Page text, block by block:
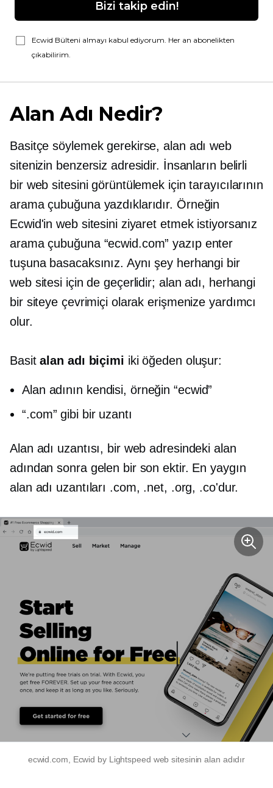
Bizi takip edin!
Ecwid Bülteni almayı kabul ediyorum. Her an abonelikten
çıkabilirim.
Alan Adı Nedir?
Basitçe söylemek gerekirse, alan adı web
sitenizin benzersiz adresidir. İnsanların belirli
bir web sitesini görüntülemek için tarayıcılarının
arama çubuğuna yazdıklarıdır. Örneğin
Ecwid'in web sitesini ziyaret etmek istiyorsanız
arama çubuğuna “ecwid.com” yazıp enter
tuşuna basacaksınız. Aynı şey herhangi bir
web sitesi için de geçerlidir; alan adı, herhangi
bir siteye çevrimiçi olarak erişmenize yardımcı
olur.
Basitalan adı biçimi iki öğeden oluşur:
Alan adının kendisi, örneğin “ecwid”
“.com” gibi bir uzantı
Alan adı uzantısı, bir web adresindeki alan
adından sonra gelen bir son ektir. En yaygın
alan adı uzantıları .com, .net, .org, .co'dur.
ecwid.com, Ecwid by Lightspeed web sitesinin alan adıdır